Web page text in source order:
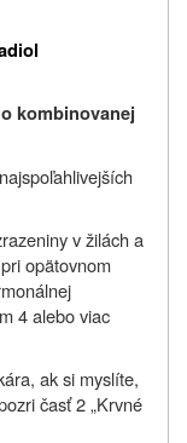
kombinovanej
v žilách a
opätovnom
4 alebo viac
ak si myslíte,
časť 2 „Krvné